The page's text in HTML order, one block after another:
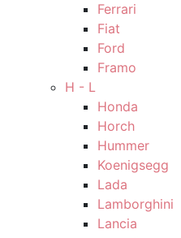
Ferrari
Fiat
Ford
Framo
H - L
Honda
Horch
Hummer
Koenigsegg
Lada
Lamborghini
Lancia